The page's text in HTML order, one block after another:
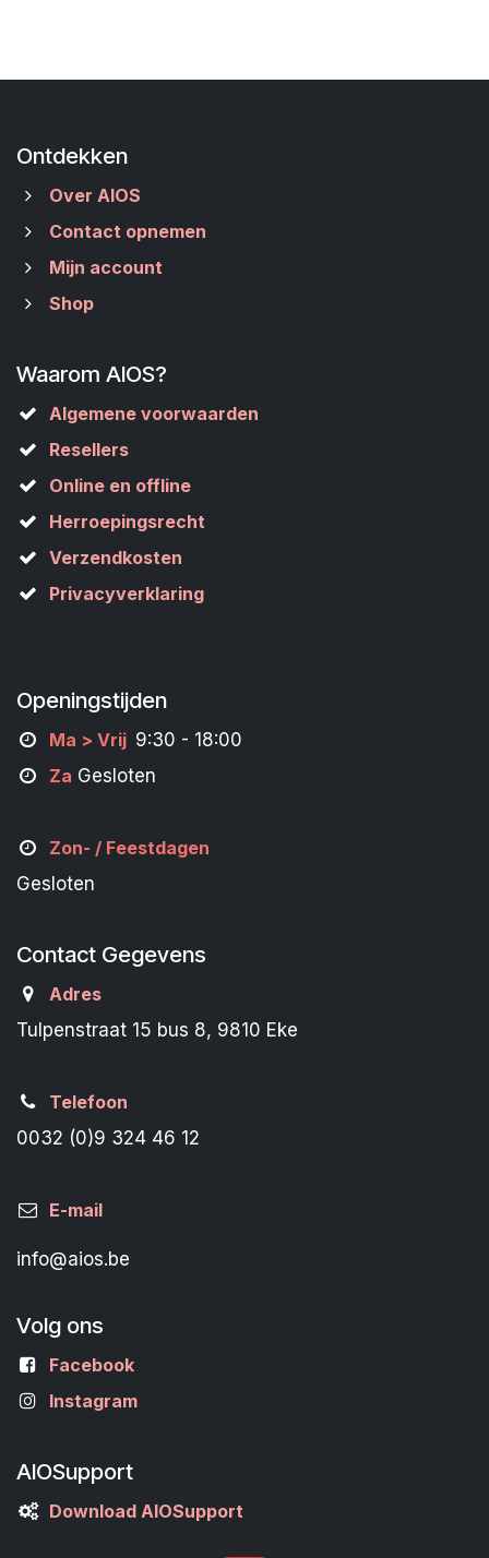
Ontdekken
Over AIOS
Contact opnemen
Mijn account
Shop
Waarom AIOS?
Algemene voorwaarden
Resellers
Online en offline
Herroepingsrecht
Verzendkosten
Privacyverklaring
Openingstijden
Ma > Vrij 9:30 - 18:00
Za Gesloten
Zon- / Feestdagen
Gesloten
Contact Gegevens
Adres
Tulpenstraat 15 bus 8, 9810 Eke
Telefoon
0032 (0)9 324 46 12
E-mail
info@aios.be
Volg ons
Facebook
Instagram
AIOSupport
Download AIOSupport